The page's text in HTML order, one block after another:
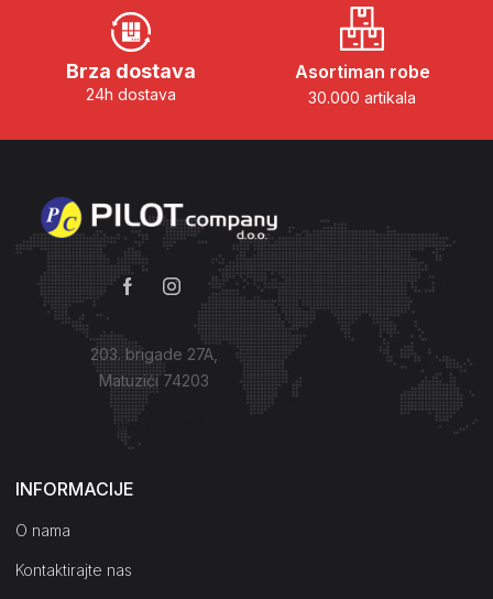
Brza dostava
24h dostava
Asortiman robe
30.000 artikala
203. brigade 27A,
Matuzići 74203
Kako do nas?
INFORMACIJE
O nama
Kontaktirajte nas